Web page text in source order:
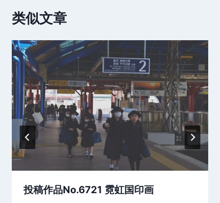
类似文章
投稿作品No.6721 霓虹国印画